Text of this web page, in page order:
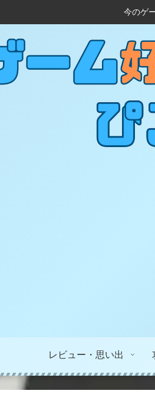
今のゲ
レビュー・思い出